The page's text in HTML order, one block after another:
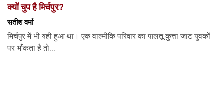
क्यों चुप है मिर्चपुर?
सतीश वर्मा
मिर्चपुर में भी यही हुआ था। एक वाल्मीकि परिवार का पालतू कुत्ता जाट युवकों
पर भौंकता है तो...